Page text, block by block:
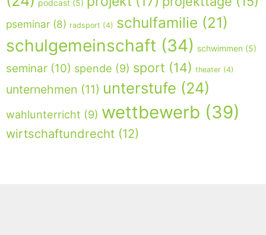
podcast (5)
pseminar (8) radsport (4) schulfamilie (21)
schulgemeinschaft (34) schwimmen (5)
seminar (10) spende (9) sport (14) theater (4)
unternehmen (11) unterstufe (24)
wahlunterricht (9) wettbewerb (39)
wirtschaftundrecht (12)